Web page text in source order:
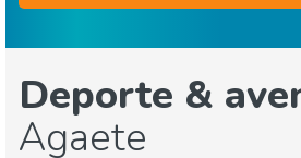
Deporte &
Agaete